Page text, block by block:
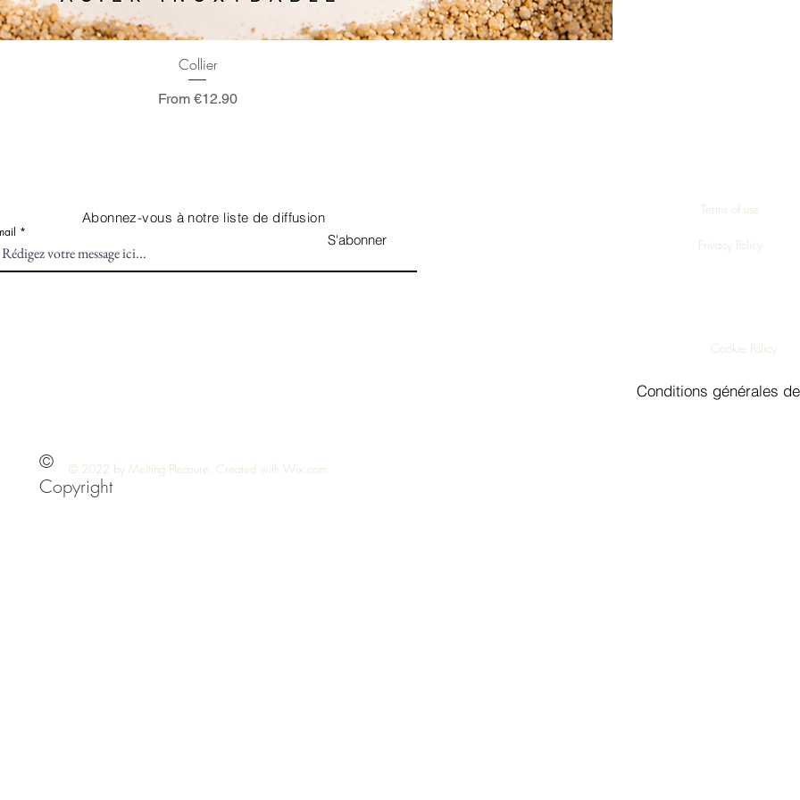
Quick View
Collier
From €12.90
Sale Price
Abonnez-vous à notre liste de diffusion
S'abonner
Terms of use
Privacy Policy
Cookie Policy
Conditions générales
©
Copyright
© 2022 by Melting Pleasure. Created with Wix.com